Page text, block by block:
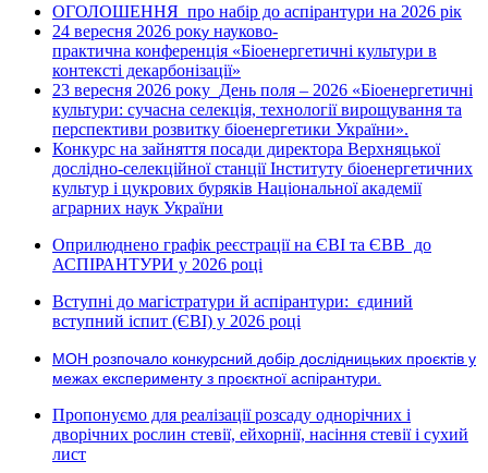
ОГОЛОШЕННЯ про набір до аспірантури на 2026 рік
24 вересня 2026 року науково-
практична конференція «Біоенергетичні культури в
контексті декарбонізації»
23 вересня 2026 року День поля – 2026 «Біоенергетичні
культури: сучасна селекція, технології вирощування та
перспективи розвитку біоенергетики України».
Конкурс на зайняття посади директора Верхняцької
дослідно-селекційної станції Інституту біоенергетичних
культур і цукрових буряків Національної академії
аграрних наук України
Оприлюднено графік реєстрації на ЄВІ та ЄВВ до
АСПІРАНТУРИ у 2026 році
Вступні до магістратури й аспірантури: єдиний
вступний іспит (ЄВІ) у 2026 році
МОН розпочало конкурсний добір дослідницьких проєктів у
межах експерименту з проєктної аспірантури.
Пропонуємо для реалізації розсаду однорічних і
дворічних рослин стевії, ейхорнії, насіння стевії і сухий
лист